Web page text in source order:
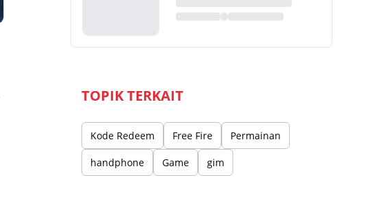
TOPIK TERKAIT
Kode Redeem Free Fire Permainan
handphone Game gim